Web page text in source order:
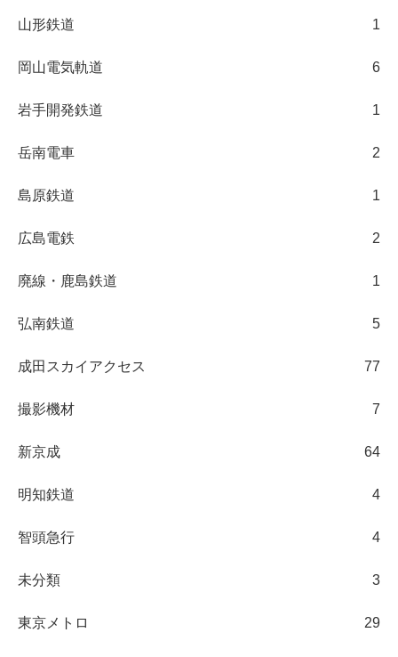
山形鉄道 1
岡山電気軌道 6
岩手開発鉄道 1
岳南電車 2
島原鉄道 1
広島電鉄 2
廃線・鹿島鉄道 1
弘南鉄道 5
成田スカイアクセス 77
撮影機材 7
新京成 64
明知鉄道 4
智頭急行 4
未分類 3
東京メトロ 29